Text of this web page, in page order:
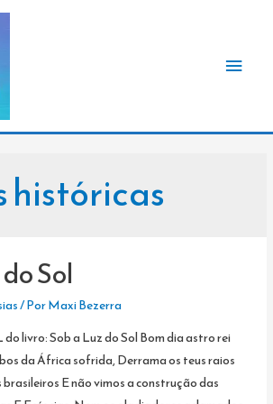
históricas
Sol
/ PorMaxi Bezerra
livro: Sob a Luz do Sol Bom dia astro rei
da África sofrida, Derrama os teus raios
brasileiros E não vimos a construção das